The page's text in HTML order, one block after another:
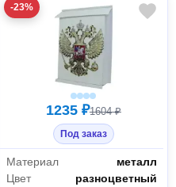
-23%
1235 ₽1604 ₽
Под заказ
Материал
металл
Цвет
разноцветный